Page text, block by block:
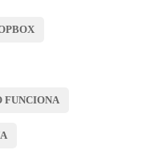
FUNCIONA